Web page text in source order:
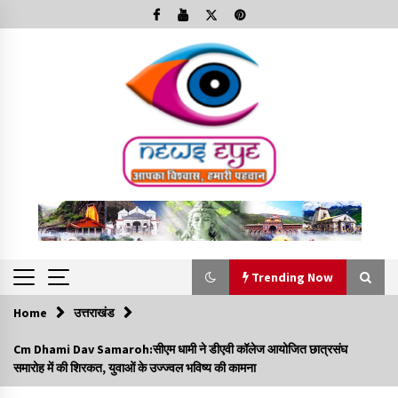
to
Trending Now
Trending Now
Minorities Rights Day : विश्व अल्पसंख्यक अधिकार दिवस
कार्यक्रम में शामिल हुए सीएम,आधुनिक मदरसों का नाम अब्दुल कलाम के नाम
Home उत्तराखंड
Cm Dhami Dav Samaroh:सीएम धामी ने डीएवी कॉलेज आयोजित छात्रसंघ
समारोह में की शिरकत, युवाओं के उज्ज्वल भविष्य की कामना